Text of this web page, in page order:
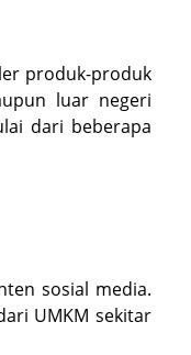
produk-produk
luar negeri
dari beberapa
sosial media.
UMKM sekitar